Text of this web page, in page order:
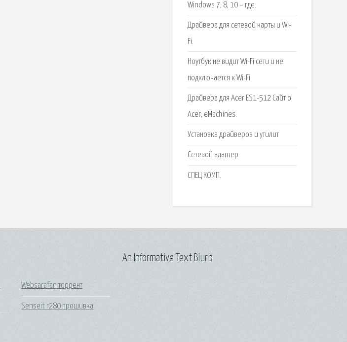
Windows 7, 8, 10 – где.
Драйвера для сетевой карты и Wi-
Fi.
Ноутбук не видит Wi-Fi сети и не
подключается к Wi-Fi.
Драйвера для Acer ES1-512 Сайт о
Acer, eMachines.
Установка драйверов и утилит
Сетевой адаптер
СПЕЦ КОМП.
Websarafan торрент
Senseit r280 прошивка
An Informative Text Blurb